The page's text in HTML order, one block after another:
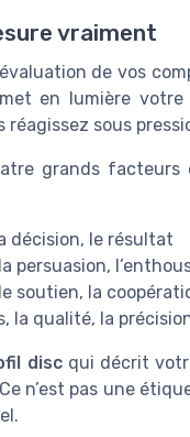
vraiment
de vos
en lumière votre
sous
grands
décision, le résultat
persuasion,
soutien, la
la qualité, la
discqui décrit
n’est pas une